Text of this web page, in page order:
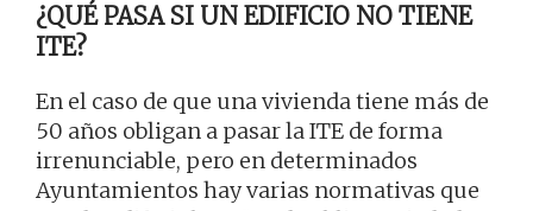
¿QUÉ PASA SI UN EDIFICIO NO TIENE
ITE?
En el caso de que una vivienda tiene más de
50 años obligan a pasar la ITE de forma
irrenunciable, pero en determinados
Ayuntamientos hay varias normativas que